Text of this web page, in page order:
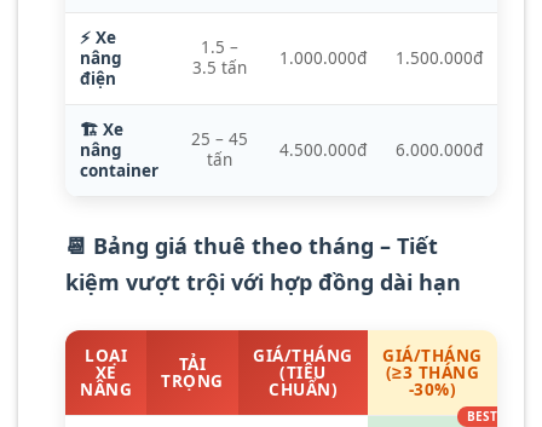
⚡ Xe
nâng
điện
1.5 –
3.5 tấn
1.000.000đ 1.500.000đ
🏗️ Xe
nâng
container
25 – 45
tấn
4.500.000đ 6.000.000đ
📆 Bảng giá thuê theo tháng – Tiết
kiệm vượt trội với hợp đồng dài hạn
LOẠI
XE
NÂNG
TẢI
TRỌNG
GIÁ/THÁNG
(TIÊU
CHUẨN)
GIÁ/THÁNG
(≥3 THÁNG
-30%)